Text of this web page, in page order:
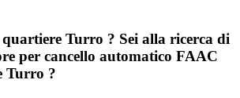
Turro ? Sei alla ricerca di
per cancello automatico FAAC
Turro ?